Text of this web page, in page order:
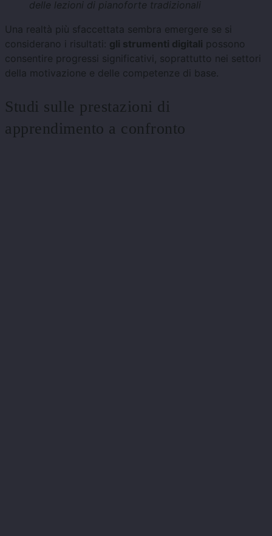
delle lezioni di pianoforte tradizionali
Una realtà più sfaccettata sembra emergere se si
considerano i risultati: gli strumenti digitali possono
consentire progressi significativi, soprattutto nei settori
della motivazione e delle competenze di base.
Studi sulle prestazioni di
apprendimento a confronto